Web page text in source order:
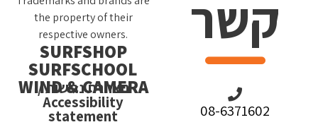
קשר
08-6371602
the property of their
respective owners.
SURFSHOP
SURFSCHOOL
WIND & CAMERA
הצהרת נגישות /
Accessibility
statement